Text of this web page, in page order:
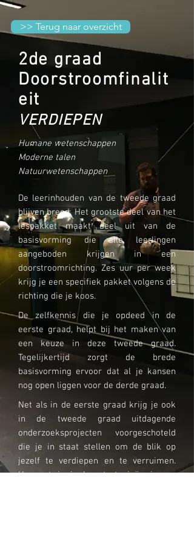
>> Terug naar overzicht
2de graad
Doorstroomfinalit
eit
VERDIEPEN
Humane wetenschappen
Moderne talen
Natuurwetenschappen
De leerinhouden van de tweede graad
blijven breed. Het grootste deel van het
lespakket maakt deel uit van de
basisvorming die alle leerlingen
aangeboden krijgen in een
doorstroomrichting. Zes uur per week
krijg je een specifiek pakket volgens de
richting die je koos.
De zelfkennis die je opdeed in de
eerste graad, helpt bij het maken van
een keuze in deze tweede graad.
Tegelijkertijd zorgt de brede
basisvorming ervoor dat al je kansen
nog open liggen voor de derde graad.
Net als in de eerste graad krijg je ook
in de tweede graad uitdagende
onderzoeksprojecten voorgeschoteld
die je in staat stellen om de blik op
jezelf te verdiepen en te verruimen.
Hoe zet je je leerstrategieën in om